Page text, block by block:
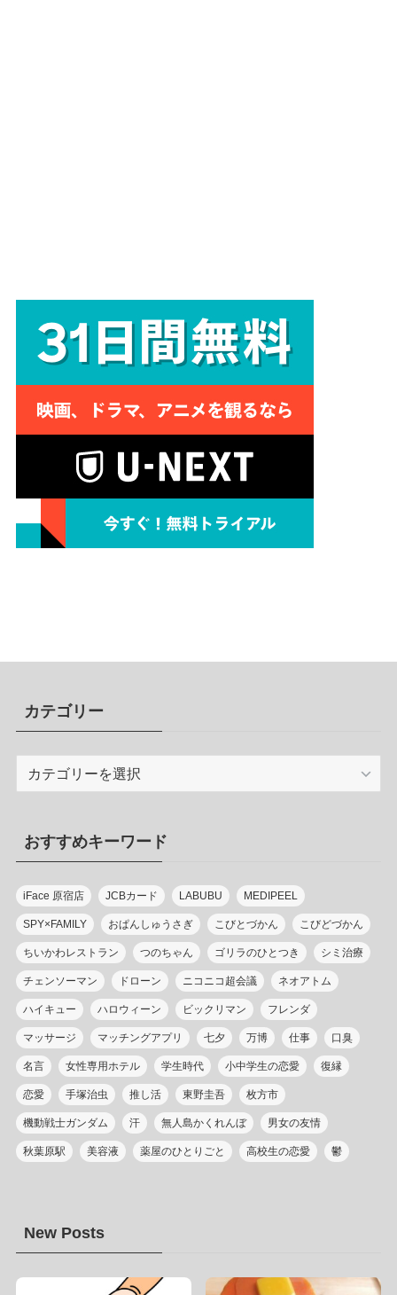
カテゴリー
リ
ー
おすすめキーワード
iFace 原宿店 JCBカード LABUBU MEDIPEEL
SPY×FAMILY おぱんしゅうさぎ こびとづかん こびどづかん
ちいかわレストラン つのちゃん ゴリラのひとつき シミ治療
チェンソーマン ドローン ニコニコ超会議 ネオアトム
ハイキュー ハロウィーン ビックリマン フレンダ
マッサージ マッチングアプリ 七夕 万博 仕事 口臭
名言 女性専用ホテル 学生時代 小中学生の恋愛 復縁
恋愛 手塚治虫 推し活 東野圭吾 枚方市
機動戦士ガンダム 汗 無人島かくれんぼ 男女の友情
秋葉原駅 美容液 薬屋のひとりごと 高校生の恋愛 鬱
New Posts